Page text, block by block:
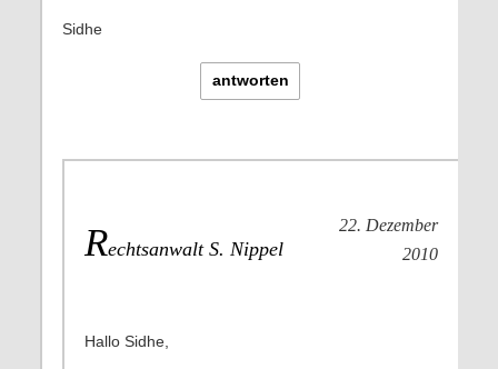
Sidhe
antworten
Rechtsanwalt S. Nippel
22. Dezember
2010
Hallo Sidhe,